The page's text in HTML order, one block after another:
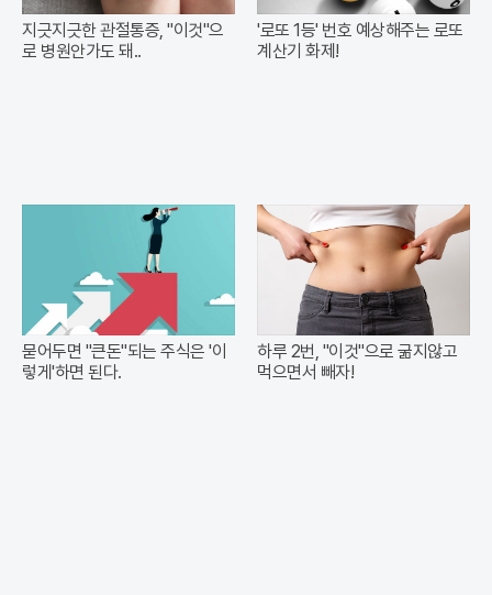
지긋지긋한 관절통증, "이것"으
로 병원안가도 돼..
'로또 1등' 번호 예상해주는 로또
계산기 화제!
묻어두면 "큰돈"되는 주식은 '이
렇게'하면 된다.
하루 2번, "이것"으로 굶지않고
먹으면서 빼자!